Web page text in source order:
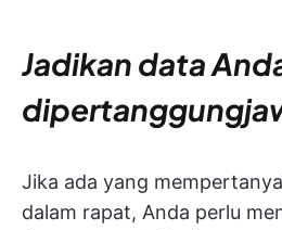
Jadikan data
Jika ada yang
dalam rapat, Anda perlu